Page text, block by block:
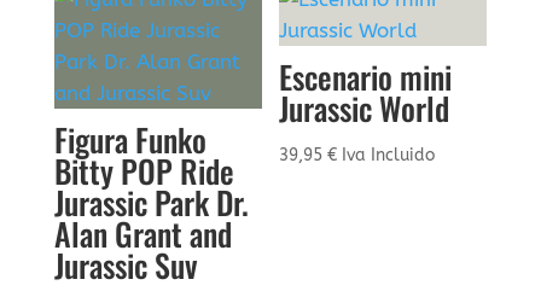
Figura Funko
Bitty POP Ride
Jurassic Park Dr.
Alan Grant and
Jurassic Suv
Escenario mini
Jurassic World
39,95€ Iva Incluido